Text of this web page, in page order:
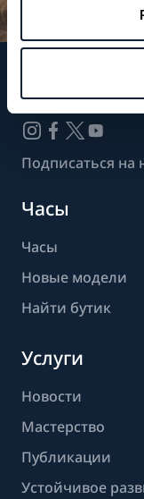
Следите за
Подписаться на
Часы
Часы
Новые модели
Найти бутик
Услуги
Новости
Мастерство
Публикации
Устойчивое